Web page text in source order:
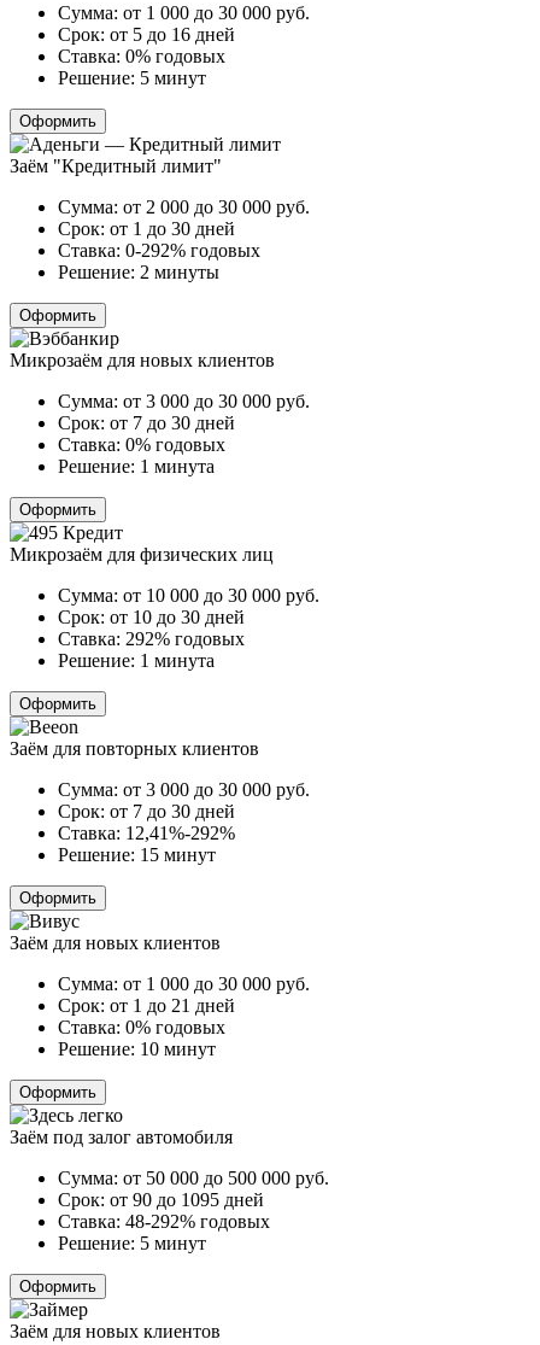
Сумма: от 1 000 до 30 000 руб.
Срок: от 5 до 16 дней
Ставка: 0% годовых
Решение: 5 минут
Оформить
Заём "Кредитный лимит"
Сумма: от 2 000 до 30 000 руб.
Срок: от 1 до 30 дней
Ставка: 0-292% годовых
Решение: 2 минуты
Оформить
Микрозаём для новых клиентов
Сумма: от 3 000 до 30 000 руб.
Срок: от 7 до 30 дней
Ставка: 0% годовых
Решение: 1 минута
Оформить
Микрозаём для физических лиц
Сумма: от 10 000 до 30 000 руб.
Срок: от 10 до 30 дней
Ставка: 292% годовых
Решение: 1 минута
Оформить
Заём для повторных клиентов
Сумма: от 3 000 до 30 000 руб.
Срок: от 7 до 30 дней
Ставка: 12,41%-292%
Решение: 15 минут
Оформить
Заём для новых клиентов
Сумма: от 1 000 до 30 000 руб.
Срок: от 1 до 21 дней
Ставка: 0% годовых
Решение: 10 минут
Оформить
Заём под залог автомобиля
Сумма: от 50 000 до 500 000 руб.
Срок: от 90 до 1095 дней
Ставка: 48-292% годовых
Решение: 5 минут
Оформить
Заём для новых клиентов